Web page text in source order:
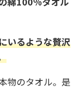
いるような贅沢
物のタオル。是